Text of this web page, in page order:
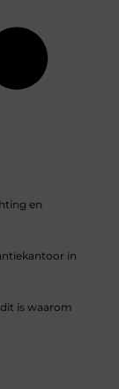
en
in
is waarom